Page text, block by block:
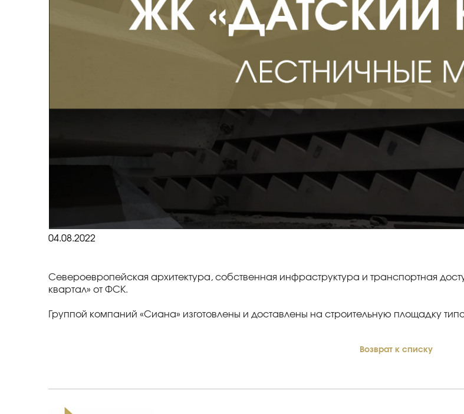
04.08.2022
Североевропейская архитектура, собственная инфраструктура и транспортная
квартал» от ФСК.
Группой компаний «Сиана» изготовлены и доставлены на строительную площадку
Возврат к списку